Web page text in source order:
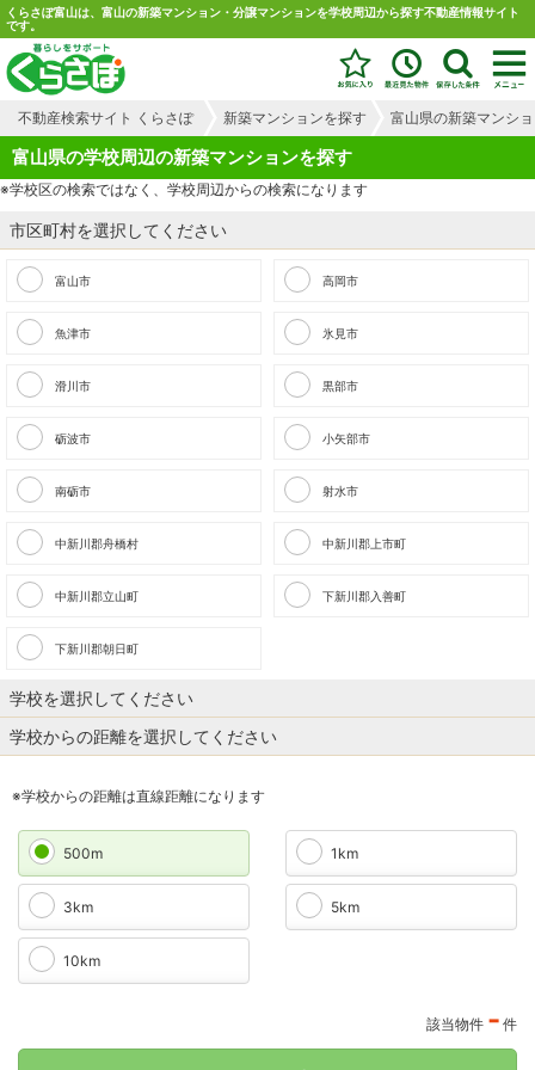
くらさぽ富山は、富山の新築マンション・分譲マンションを学校周辺から探す不動産情報サイト
です。
不動産検索サイト くらさぽ 新築マンションを探す 富山県の新築マンシ
富山県の学校周辺の新築マンションを探す
※学校区の検索ではなく、学校周辺からの検索になります
市区町村を選択してください
富山市 高岡市
魚津市 氷見市
滑川市 黒部市
砺波市 小矢部市
南砺市 射水市
中新川郡舟橋村 中新川郡上市町
中新川郡立山町 下新川郡入善町
下新川郡朝日町
学校を選択してください
学校からの距離を選択してください
※学校からの距離は直線距離になります
500m 1km
3km 5km
10km
該当物件 - 件